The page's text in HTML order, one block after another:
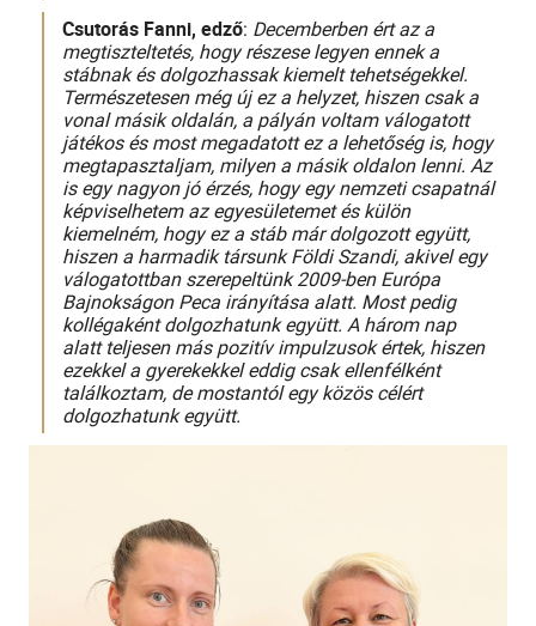
Csutorás Fanni, edző: Decemberben ért az a
megtiszteltetés, hogy részese legyen ennek a
stábnak és dolgozhassak kiemelt tehetségekkel.
Természetesen még új ez a helyzet, hiszen csak a
vonal másik oldalán, a pályán voltam válogatott
játékos és most megadatott ez a lehetőség is, hogy
megtapasztaljam, milyen a másik oldalon lenni. Az
is egy nagyon jó érzés, hogy egy nemzeti csapatnál
képviselhetem az egyesületemet és külön
kiemelném, hogy ez a stáb már dolgozott együtt,
hiszen a harmadik társunk Földi Szandi, akivel egy
válogatottban szerepeltünk 2009-ben Európa
Bajnokságon Peca irányítása alatt. Most pedig
kollégaként dolgozhatunk együtt. A három nap
alatt teljesen más pozitív impulzusok értek, hiszen
ezekkel a gyerekekkel eddig csak ellenfélként
találkoztam, de mostantól egy közös célért
dolgozhatunk együtt.